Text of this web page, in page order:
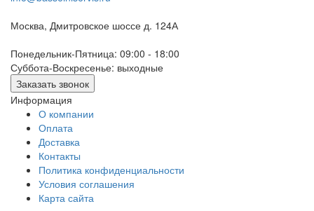
Москва, Дмитровское шоссе д. 124А
Понедельник-Пятница: 09:00 - 18:00
Суббота-Воскресенье: выходные
Заказать звонок
Информация
О компании
Оплата
Доставка
Контакты
Политика конфиденциальности
Условия соглашения
Карта сайта